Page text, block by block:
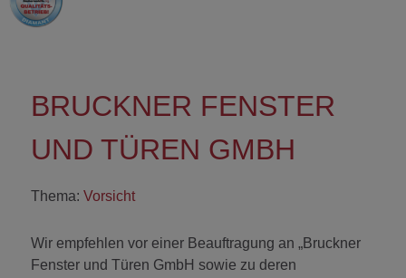
BRUCKNER FENSTER
UND TÜREN GMBH
Thema: Vorsicht
Wir empfehlen vor einer Beauftragung an „Bruckner
Fenster und Türen GmbH sowie zu deren